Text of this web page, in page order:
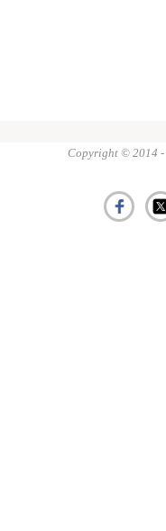
Copyright © 2014 -